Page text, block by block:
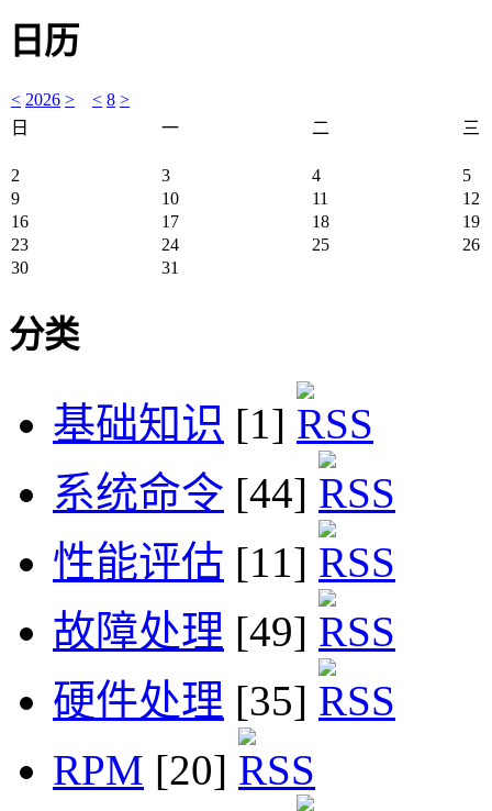
日历
< 2026 > < 8 >
日
一 二 三
2 3 4
5
9
10 11
12
16
17 18
19
23
24 25
26
30
31
分类
基础知识 [1]
系统命令 [44]
性能评估 [11]
故障处理 [49]
硬件处理 [35]
RPM [20]